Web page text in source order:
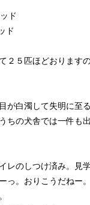
ッド
ド
２５匹ほどおります
が白濁して失明に至
ちの犬舎では一件も
レのしつけ済み。見
っ。おりこうだねー